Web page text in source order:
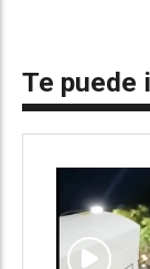
Te puede